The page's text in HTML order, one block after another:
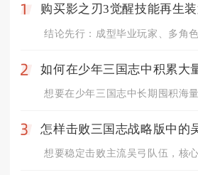
1 购买影之刃3觉醒技能再生
2 如何在少年三国志中积累大
3 怎样击败三国志战略版中的